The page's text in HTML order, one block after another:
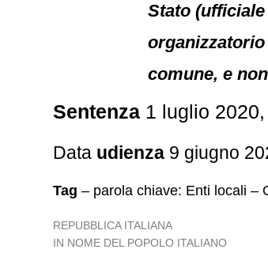
Stato
comune, e
Sentenza 1 luglio
Data udienza 9 giugno
Tag – parola chiave: Enti locali –
REPUBBLICA ITALIANA
IN NOME DEL POPOLO ITALIANO